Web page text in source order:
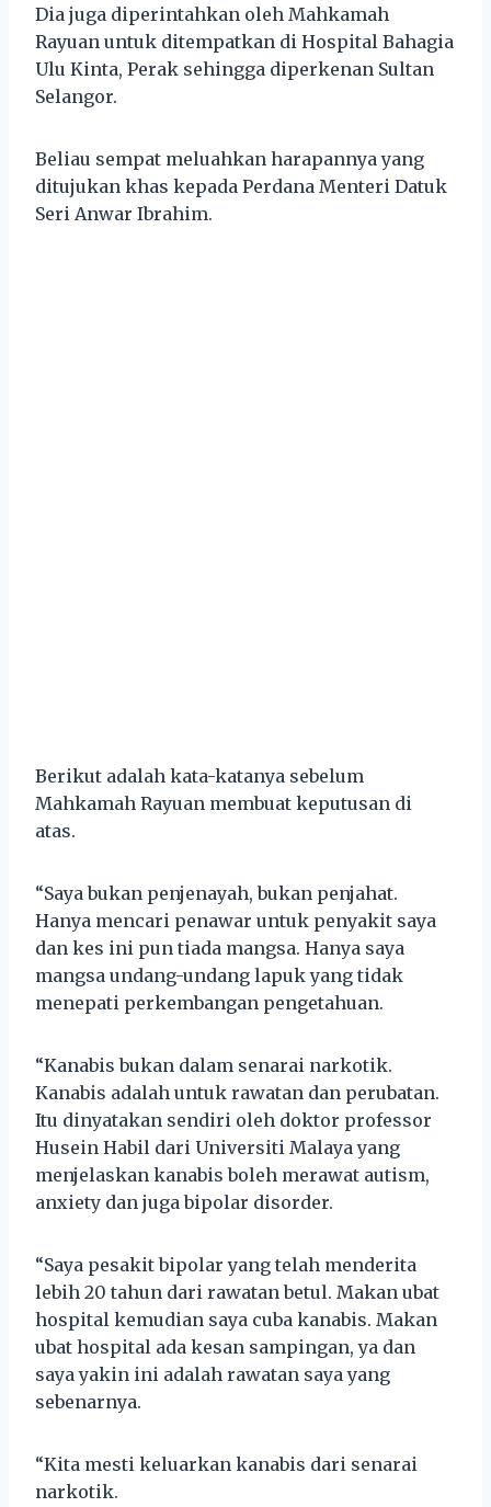
Dia juga diperintahkan oleh Mahkamah
Rayuan untuk ditempatkan di Hospital Bahagia
Ulu Kinta, Perak sehingga diperkenan Sultan
Selangor.
Beliau sempat meluahkan harapannya yang
ditujukan khas kepada Perdana Menteri Datuk
Seri Anwar Ibrahim.
Berikut adalah kata-katanya sebelum
Mahkamah Rayuan membuat keputusan di
atas.
“Saya bukan penjenayah, bukan penjahat.
Hanya mencari penawar untuk penyakit saya
dan kes ini pun tiada mangsa. Hanya saya
mangsa undang-undang lapuk yang tidak
menepati perkembangan pengetahuan.
“Kanabis bukan dalam senarai narkotik.
Kanabis adalah untuk rawatan dan perubatan.
Itu dinyatakan sendiri oleh doktor professor
Husein Habil dari Universiti Malaya yang
menjelaskan kanabis boleh merawat autism,
anxiety dan juga bipolar disorder.
“Saya pesakit bipolar yang telah menderita
lebih 20 tahun dari rawatan betul. Makan ubat
hospital kemudian saya cuba kanabis. Makan
ubat hospital ada kesan sampingan, ya dan
saya yakin ini adalah rawatan saya yang
sebenarnya.
“Kita mesti keluarkan kanabis dari senarai
narkotik.